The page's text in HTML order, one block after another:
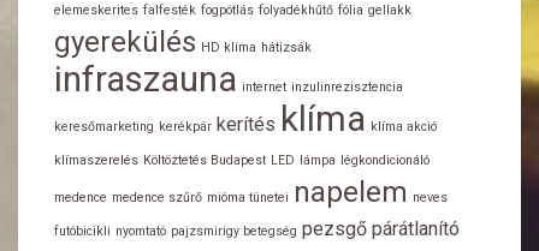
elemeskerites falfesték fogpótlás folyadékhűtő fólia gellakk
gyerekülés HD klíma hátizsák
infraszauna internet inzulinrezisztencia
keresőmarketing kerékpár kerítés klíma klíma akció
klímaszerelés Költöztetés Budapest LED lámpa légkondicionáló
medence medence szűrő mióma tünetei napelem neves
futóbicikli nyomtató pajzsmirigy betegség pezsgő párátlanító